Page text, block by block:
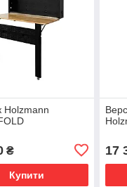
Holzmann
₴
Купити
17